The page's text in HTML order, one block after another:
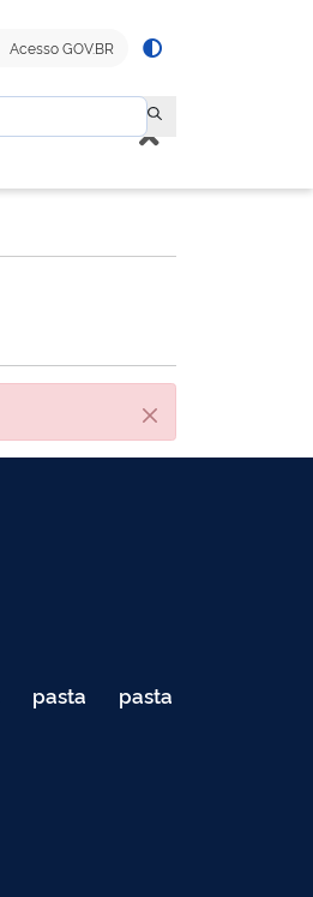
Acesso GOV.BR
閉じる
pasta
de
pasta
de